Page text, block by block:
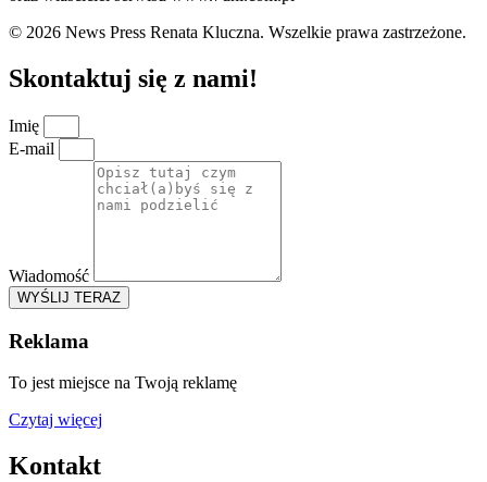
© 2026 News Press Renata Kluczna. Wszelkie prawa zastrzeżone.
Skontaktuj się z nami!
Imię
E-mail
Wiadomość
WYŚLIJ TERAZ
Reklama
To jest miejsce na Twoją reklamę
Czytaj więcej
Kontakt